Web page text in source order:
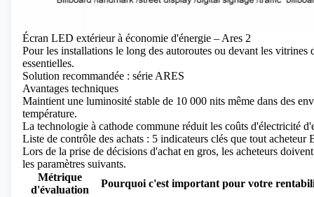
Écran LED extérieur à économie d'énergie – Ares 2
Pour les installations le long des autoroutes ou devant les
essentielles.
Solution recommandée : série ARES
Avantages techniques
Maintient une luminosité stable de 10 000 nits même dans des
température.
La technologie à cathode commune réduit les coûts d'électricité
Liste de contrôle des achats : 5 indicateurs clés que tout acheteur
Lors de la prise de décisions d'achat en gros, les acheteurs
les paramètres suivants.
Métrique
d'évaluation
Pourquoi c'est important pour votre